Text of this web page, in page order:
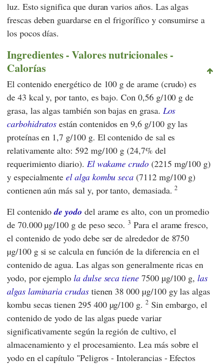
luz. Esto significa que duran varios años. Las algas
frescas deben guardarse en el frigorífico y consumirse a
los pocos días.
Ingredientes - Valores nutricionales -
Calorías
El contenido energético de 100 g de arame (crudo) es
de 43 kcal y, por tanto, es bajo. Con 0,56 g/100 g de
grasa, las algas también son bajas en grasa. Los
carbohidratos están contenidos en 9,6 g/100 gy las
proteínas en 1,7 g/100 g. El contenido de sal es
relativamente alto: 592 mg/100 g (24,7% del
requerimiento diario). El wakame crudo(2215 mg/100 g)
y especialmenteel alga kombu seca (7112 mg/100 g)
contienen aún más sal y, por tanto, demasiada.2
El contenidode yodo del arame es alto, con un promedio
de 70.000 µg/100 g de peso seco.3 Para el arame fresco,
el contenido de yodo debe ser de alrededor de 8750
µg/100 g si se calcula en función de la diferencia en el
contenido de agua. Las algas son generalmente ricas en
yodo, por ejemplola dulse seca tiene 7500 µg/100 g,las
algas laminaria crudastienen 38 000 µg/100 gy las algas
kombu secas tienen 295 400 µg/100 g.2 Sin embargo, el
contenido de yodo de las algas puede variar
significativamente según la región de cultivo, el
almacenamiento y el procesamiento. Lea más sobre el
yodo en el capítulo "Peligros - Intolerancias - Efectos